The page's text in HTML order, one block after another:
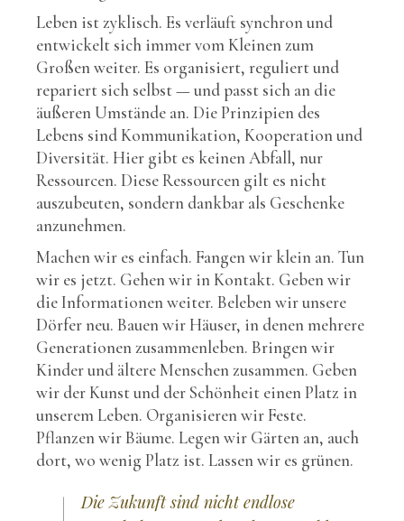
Leben ist zyklisch. Es verläuft synchron und
entwickelt sich immer vom Kleinen zum
Großen weiter. Es organisiert, reguliert und
repariert sich selbst — und passt sich an die
äußeren Umstände an. Die Prinzipien des
Lebens sind Kommunikation, Kooperation und
Diversität. Hier gibt es keinen Abfall, nur
Ressourcen. Diese Ressourcen gilt es nicht
auszubeuten, sondern dankbar als Geschenke
anzunehmen.
Machen wir es einfach. Fangen wir klein an. Tun
wir es jetzt. Gehen wir in Kontakt. Geben wir
die Informationen weiter. Beleben wir unsere
Dörfer neu. Bauen wir Häuser, in denen mehrere
Generationen zusammenleben. Bringen wir
Kinder und ältere Menschen zusammen. Geben
wir der Kunst und der Schönheit einen Platz in
unserem Leben. Organisieren wir Feste.
Pflanzen wir Bäume. Legen wir Gärten an, auch
dort, wo wenig Platz ist. Lassen wir es grünen.
Die Zukunft sind nicht endlose